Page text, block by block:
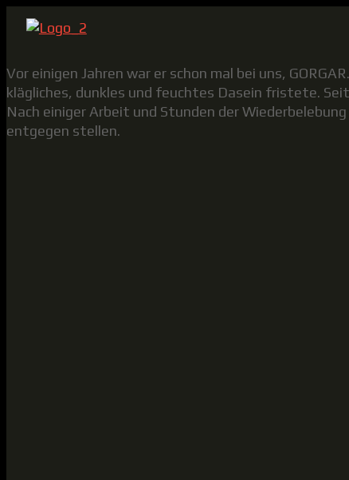
Vor einigen Jahren war er schon mal bei uns,
klägliches, dunkles und feuchtes Dasein fristete.
Nach einiger Arbeit und Stunden der
entgegen stellen.